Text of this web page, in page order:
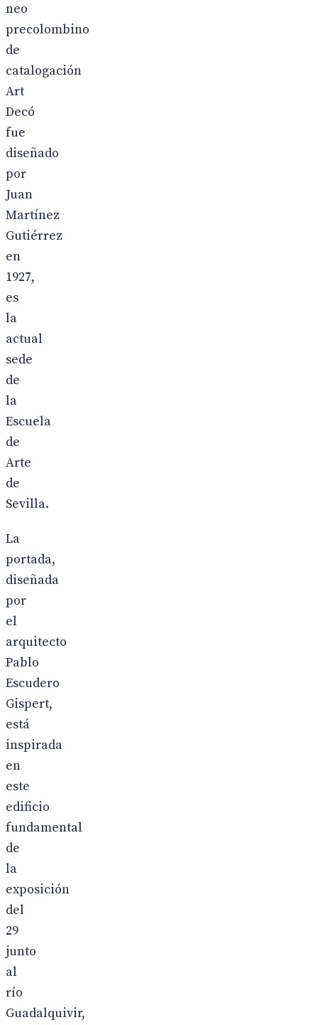
neo
precolombino
de
catalogación
Art
Decó
fue
diseñado
por
Juan
Martínez
Gutiérrez
en
1927,
es
la
actual
sede
de
la
Escuela
de
Arte
de
Sevilla.
La
portada,
diseñada
por
el
arquitecto
Pablo
Escudero
Gispert,
está
inspirada
en
este
edificio
fundamental
de
la
exposición
del
29
junto
al
río
Guadalquivir,